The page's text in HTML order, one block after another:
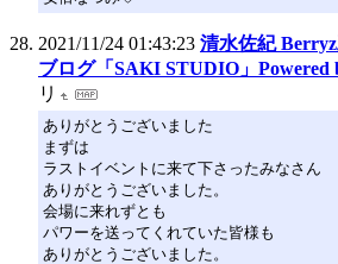
2021/11/24 01:43:23 清水佐紀
ブログ「SAKI STUDIO」Powered
リ
ありがとうございました
まずは
ラストイベントに来て下さったみなさん
ありがとうございました。
会場に来れずとも
パワーを送ってくれていた皆様も
ありがとうございました。